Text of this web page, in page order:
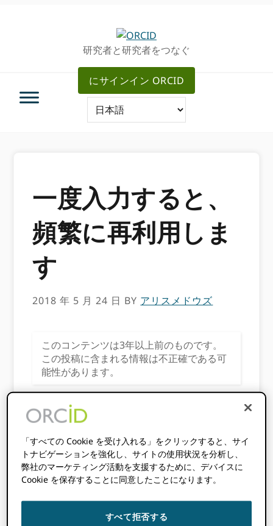
研究者と研究者をつなぐ
にサインイン ORCID
一度入力すると、
頻繁に再利用しま
す
2018 年 5 月 24 日 BY アリスメドウズ
このコンテンツは3年以上前のものです。
この投稿に含まれる情報は不正確である可
能性があります。
研究者として、あなたが自分の仕事について最
も嫌いなことを誰かがあなたに尋ねた場合、あ
同じ情報を何度も入力する-多くの場合、同じ組
織で！ –イライラし、エラーのリスクが高ま
り、実際に調査に費やすことができる時間が短
約こちら）研究者は通常、助成金申請書やその
他の管理タスクの作成に時間の21％を費やして
「すべての Cookie を受け入れる」をクリックすると、サイ
トナビゲーションを強化し、サイトの使用状況を分析し、
弊社のマーケティング活動を支援するために、デバイスに
Cookie を保存することに同意したことになります。
すべて拒否する